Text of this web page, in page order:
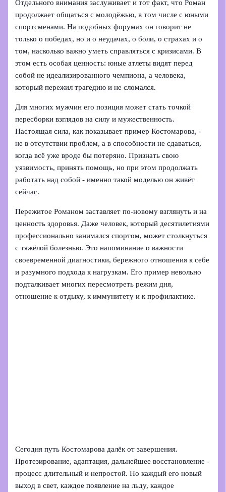
Отдельного внимания заслуживает и тот факт, что Роман
продолжает общаться с молодёжью, в том числе с юными
спортсменами. На подобных форумах он говорит не
только о победах, но и о неудачах, о боли, о страхах и о
том, насколько важно уметь справляться с кризисами. В
этом есть особая ценность: юные атлеты видят перед
собой не идеализированного чемпиона, а человека,
который пережил трагедию и не сломался.
Для многих мужчин его позиция может стать точкой
пересборки взглядов на силу и мужественность.
Настоящая сила, как показывает пример Костомарова, -
не в отсутствии проблем, а в способности не сдаваться,
когда всё уже вроде бы потеряно. Признать свою
уязвимость, принять помощь, но при этом продолжать
работать над собой - именно такой моделью он живёт
сейчас.
Пережитое Романом заставляет по‑новому взглянуть и на
ценность здоровья. Даже человек, который десятилетиями
профессионально занимался спортом, может столкнуться
с тяжёлой болезнью. Это напоминание о важности
своевременной диагностики, бережного отношения к себе
и разумного подхода к нагрузкам. Его пример невольно
подталкивает многих пересмотреть режим дня,
отношение к отдыху, к иммунитету и к профилактике.
Сегодня путь Костомарова далёк от завершения.
Протезирование, адаптация, дальнейшее восстановление -
процесс длительный и непростой. Но каждый его новый
выход в свет, каждое появление на льду, каждое